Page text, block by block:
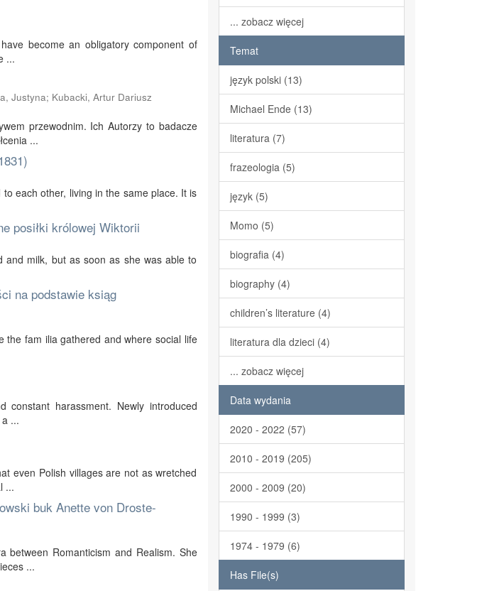
become an obligatory component of
...
Justyna; Kubacki, Artur Dariusz
przewodnim. Ich Autorzy to badacze
...
each other, living in the same place. It is
posiłki królowej Wiktorii
and milk, but as soon as she was able to
na podstawie ksiąg
the fam ilia gathered and where social life
constant harassment. Newly introduced
...
even Polish villages are not as wretched
...
buk Anette von Droste-
between Romanticism and Realism. She
...
... zobacz więcej
Temat
język polski (13)
Michael Ende (13)
literatura (7)
frazeologia (5)
język (5)
Momo (5)
biografia (4)
biography (4)
children’s literature (4)
literatura dla dzieci (4)
... zobacz więcej
Data wydania
2020 - 2022 (57)
2010 - 2019 (205)
2000 - 2009 (20)
1990 - 1999 (3)
1974 - 1979 (6)
Has File(s)